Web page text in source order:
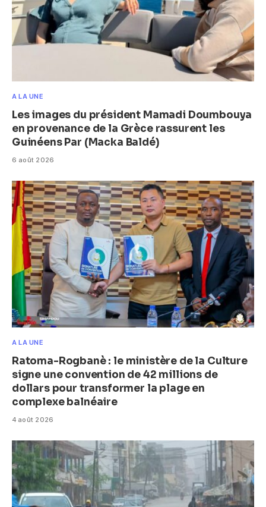
A LA UNE
Les images du président Mamadi Doumbouya
en provenance de la Grèce rassurent les
Guinéens Par (Macka Baldé)
6 août 2026
A LA UNE
Ratoma-Rogbanè : le ministère de la Culture
signe une convention de 42 millions de
dollars pour transformer la plage en
complexe balnéaire
4 août 2026